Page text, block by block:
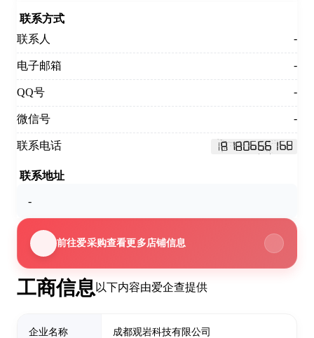
工商信息 以下内容由爱企查提供
企业名称 成都观岩科技有限公司
联系方式
联系人
-
电子邮箱 -
QQ号 -
微信号 -
联系电话
联系地址
-
前往爱采购查看更多店铺信息